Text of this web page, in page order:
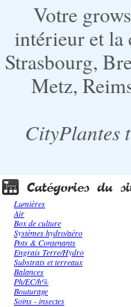
Votre
intérieur et la
Strasbourg,
Metz,
CityPlantes
Lumières
Air
Box de culture
Systèmes hydro/aéro
Pots & Contenants
Engrais Terre/Hydro
Substrats et terreaux
Balances
Ph/EC/h%
Bouturage
Soins - insectes